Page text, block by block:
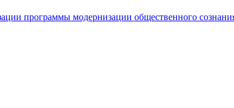
программы модернизации общественного